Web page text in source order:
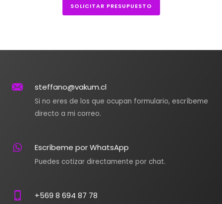
SOLICITAR PRESUPUESTO
steffano@vakum.cl
Si no eres de los que ocupan formulario, escríbeme
directo a mi correo.
Escríbeme por WhatsApp
Puedes cotizar directamente por chat.
+569 8 694 87 78